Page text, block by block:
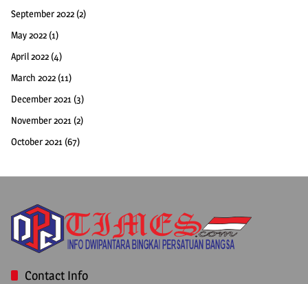
September 2022 (2)
May 2022 (1)
April 2022 (4)
March 2022 (11)
December 2021 (3)
November 2021 (2)
October 2021 (67)
Contact Info